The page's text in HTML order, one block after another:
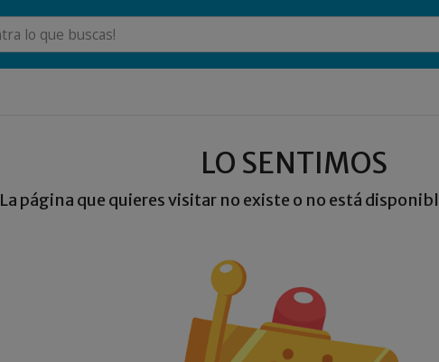
LO SENTIMOS
La página que quieres visitar no existe o no está